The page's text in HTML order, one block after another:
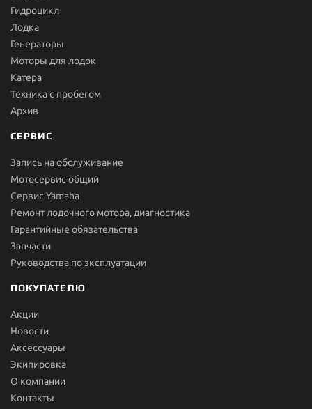
Гидроцикл
Лодка
Генераторы
Моторы для лодок
Катера
Техника с пробегом
Архив
СЕРВИС
Запись на обслуживание
Мотосервис общий
Сервис Yamaha
Ремонт лодочного мотора, диагностика
Гарантийные обязательства
Запчасти
Руководства по эксплуатации
ПОКУПАТЕЛЮ
Акции
Новости
Aксессуары
Экипировка
О компании
Контакты